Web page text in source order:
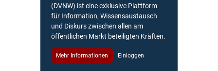
(DVNW) ist eine exklusive Plattform
für Information, Wissensaustausch
und Diskurs zwischen allen am
öffentlichen Markt beteiligten Kräften.
Mehr Informationen Einloggen